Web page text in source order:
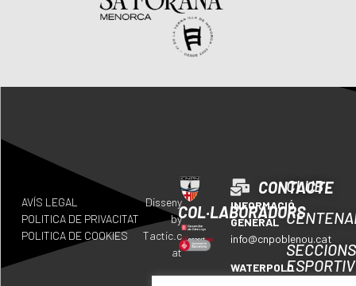
COL·LABORADORS
CONTACTE
INFORMACIÓ
GENERAL
info@cnpoblenou.cat
WATERPOLO
CLUB
SECCIONS
AVÍS LEGAL
POLITICA DE PRIVACITAT
POLITICA DE COOKIES
Disseny
by
Tactic.c
at